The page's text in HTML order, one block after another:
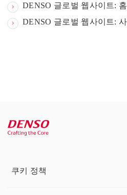
DENSO 글로벌 웹사이트: 홈
DENSO 글로벌 웹사이트:
쿠키 정책